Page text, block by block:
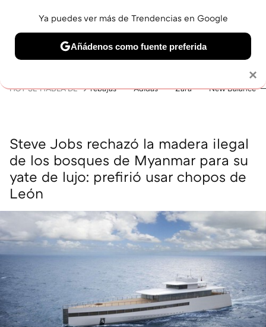
BELLEZA SHOPPING VIAJES GASTRO SNEAKERS
HOY SE HABLA DE rebajas Adidas Zara New Balance
Steve Jobs rechazó la madera ilegal
de los bosques de Myanmar para su
yate de lujo: prefirió usar chopos de
León
×
Ya puedes ver más de Trendencias en Google
Añádenos como fuente preferida